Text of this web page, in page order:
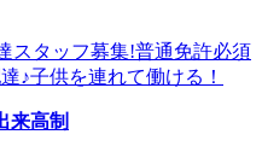
スタッフ募集!普通免許必須
♪子供を連れて働ける！
来高制